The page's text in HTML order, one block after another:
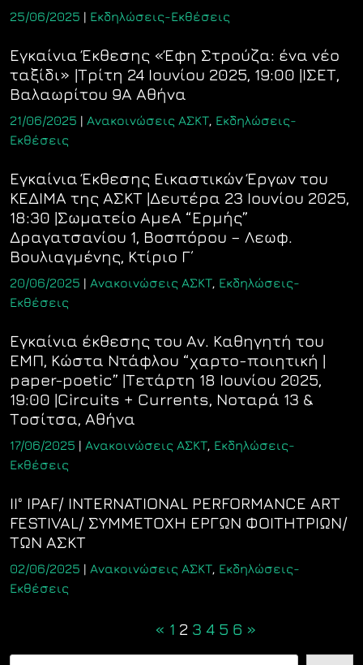
25/06/2025 | Εκδηλώσεις-Εκθέσεις
Εγκαίνια Έκθεσης «Έφη Στρούζα: ένα νέο
ταξίδι» |Τρίτη 24 Ιουνίου 2025, 19:00 |ΙΣΕΤ,
Βαλαωρίτου 9A Αθήνα
21/06/2025 | Ανακοινώσεις ΑΣΚΤ, Εκδηλώσεις-
Εκθέσεις
Εγκαίνια Έκθεσης Εικαστικών Έργων του
ΚΕΔΙΜΑ της ΑΣΚΤ |Δευτέρα 23 Ιουνίου 2025,
18:30 |Σωματείο ΑμεΑ “Ερμής”
Δραγατσανίου 1, Βοσπόρου – Λεωφ.
Βουλιαγμένης, Κτίριο Γ΄
20/06/2025 | Ανακοινώσεις ΑΣΚΤ, Εκδηλώσεις-
Εκθέσεις
Εγκαίνια έκθεσης του Αν. Καθηγητή του
ΕΜΠ, Κώστα Ντάφλου “χαρτο-ποιητική |
paper-poetic” |Τετάρτη 18 Ιουνίου 2025,
19:00 |Circuits + Currents, Νοταρά 13 &
Τοσίτσα, Αθήνα
17/06/2025 | Ανακοινώσεις ΑΣΚΤ, Εκδηλώσεις-
Εκθέσεις
II° IPAF/ INTERNATIONAL PERFORMANCE ART
FESTIVAL/ ΣΥΜΜΕΤΟΧΗ ΕΡΓΩΝ ΦΟΙΤΗΤΡΙΩΝ/
ΤΩΝ ΑΣΚΤ
02/06/2025 | Ανακοινώσεις ΑΣΚΤ, Εκδηλώσεις-
Εκθέσεις
navigation
« 1 2 3 4 5 6 »